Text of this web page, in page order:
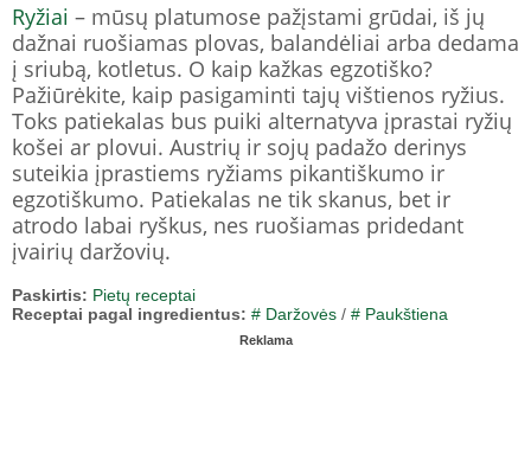
Ryžiai – mūsų platumose pažįstami grūdai, iš jų
dažnai ruošiamas plovas, balandėliai arba dedama
į sriubą, kotletus. O kaip kažkas egzotiško?
Pažiūrėkite, kaip pasigaminti tajų vištienos ryžius.
Toks patiekalas bus puiki alternatyva įprastai ryžių
košei ar plovui. Austrių ir sojų padažo derinys
suteikia įprastiems ryžiams pikantiškumo ir
egzotiškumo. Patiekalas ne tik skanus, bet ir
atrodo labai ryškus, nes ruošiamas pridedant
įvairių daržovių.
Paskirtis: Pietų receptai
Receptai pagal ingredientus: # Daržovės / # Paukštiena
Reklama